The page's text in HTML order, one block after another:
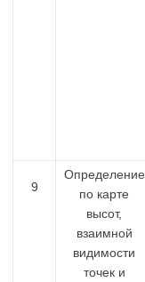
9
Определение
по карте
высот,
взаимной
видимости
точек и